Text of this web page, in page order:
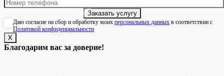
Даю согласие на сбор и обработку моих персональных данных в соответствии с
Политикой конфиденциальности
Х
Благодарим вас за доверие!